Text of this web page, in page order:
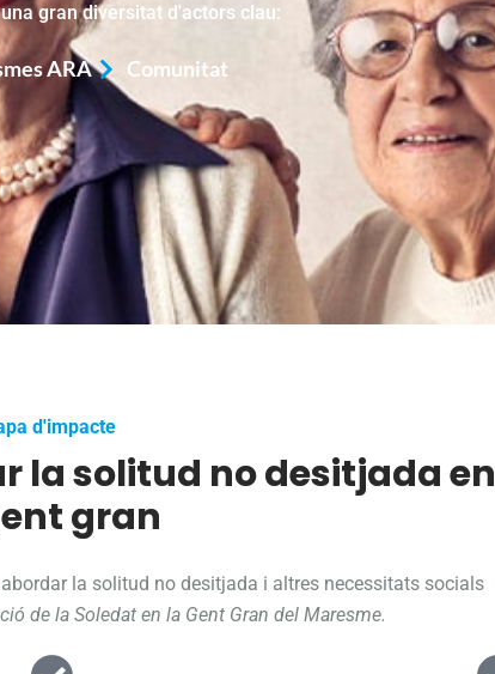
gran diversitat d'actors clau:
ARA Comunitat
d'impacte
la solitud no desitjada en
gran
la solitud no desitjada i altres necessitats socials
de la Soledat en la Gent Gran del Maresme.